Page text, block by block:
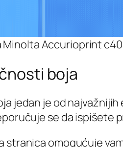
Minolta Accurioprint
boja
jedan je od
se da ispišete
stranica omogućuje